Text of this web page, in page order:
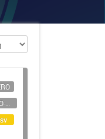
PERSONAL CIENTÍFICO-TECNOLÓGICO